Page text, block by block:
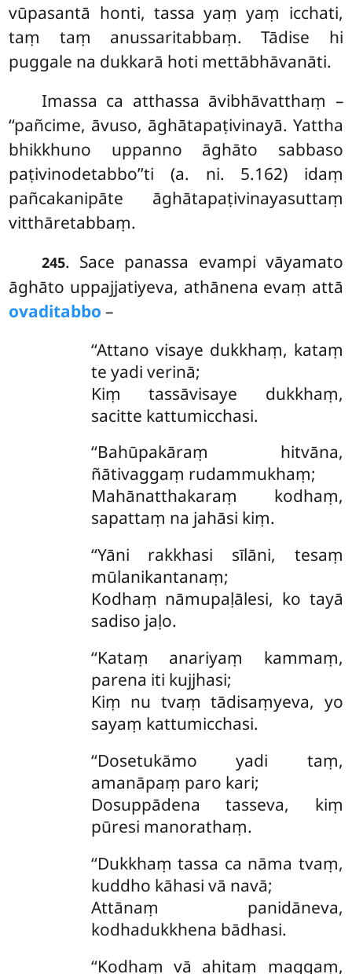
vūpasantā honti, tassa yaṃ yaṃ icchati,
taṃ taṃ anussaritabbaṃ. Tādise hi
puggale na dukkarā hoti mettābhāvanāti.
Imassa ca atthassa āvibhāvatthaṃ –
‘‘pañcime, āvuso, āghātapaṭivinayā. Yattha
bhikkhuno uppanno āghāto sabbaso
paṭivinodetabbo’’ti (a. ni. 5.162) idaṃ
pañcakanipāte āghātapaṭivinayasuttaṃ
vitthāretabbaṃ.
245. Sace panassa evampi vāyamato
āghāto uppajjatiyeva, athānena evaṃ attā
ovaditabbo –
‘‘Attano visaye dukkhaṃ, kataṃ
te yadi verinā;
Kiṃ tassāvisaye dukkhaṃ,
sacitte kattumicchasi.
‘‘Bahūpakāraṃ hitvāna,
ñātivaggaṃ rudammukhaṃ;
Mahānatthakaraṃ kodhaṃ,
sapattaṃ na jahāsi kiṃ.
‘‘Yāni rakkhasi sīlāni, tesaṃ
mūlanikantanaṃ;
Kodhaṃ nāmupaḷālesi, ko tayā
sadiso jaḷo.
‘‘Kataṃ anariyaṃ kammaṃ,
parena iti kujjhasi;
Kiṃ nu tvaṃ tādisaṃyeva, yo
sayaṃ kattumicchasi.
‘‘Dosetukāmoyadi taṃ,
amanāpaṃ paro kari;
Dosuppādena tasseva, kiṃ
pūresi manorathaṃ.
‘‘Dukkhaṃ tassa ca nāma tvaṃ,
kuddho kāhasi vā navā;
Attānaṃ panidāneva,
kodhadukkhena bādhasi.
‘‘Kodhaṃ vā ahitaṃ maggaṃ,